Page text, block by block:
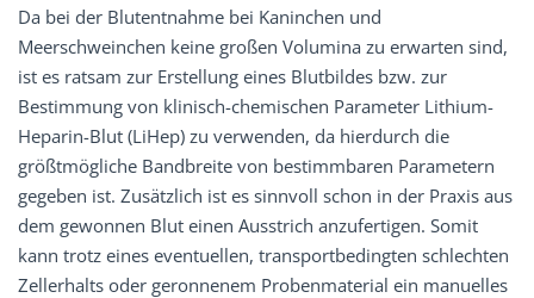
Da bei der Blutentnahme bei Kaninchen und
Meerschweinchen keine großen Volumina zu erwarten sind,
ist es ratsam zur Erstellung eines Blutbildes bzw. zur
Bestimmung von klinisch-chemischen Parameter Lithium-
Heparin-Blut (LiHep) zu verwenden, da hierdurch die
größtmögliche Bandbreite von bestimmbaren Parametern
gegeben ist. Zusätzlich ist es sinnvoll schon in der Praxis aus
dem gewonnen Blut einen Ausstrich anzufertigen. Somit
kann trotz eines eventuellen, transportbedingten schlechten
Zellerhalts oder geronnenem Probenmaterial ein manuelles